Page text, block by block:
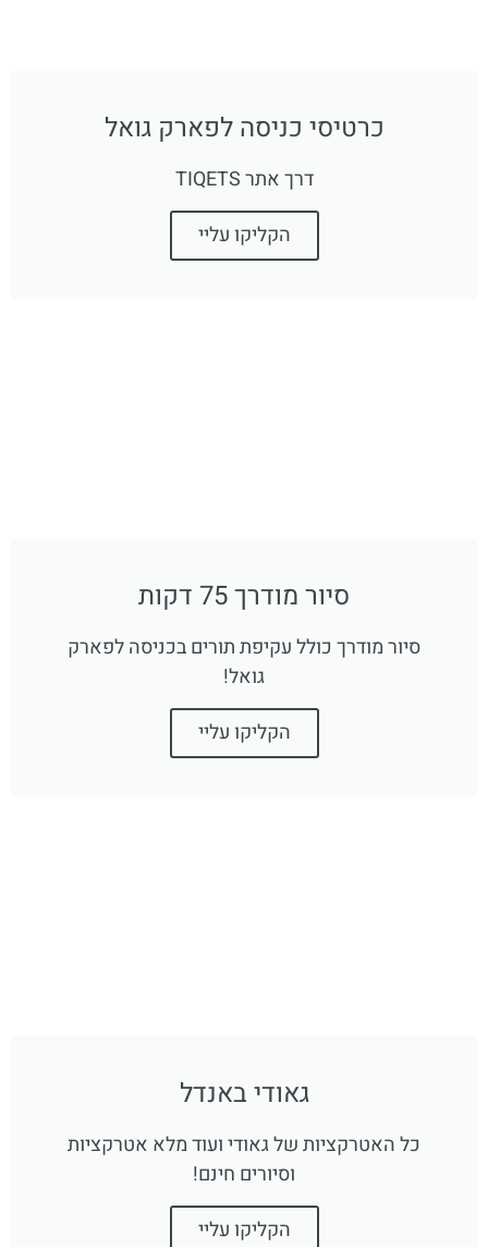
כרטיסי כניסה לפארק גואל
דרך אתר TIQETS
הקליקו עליי
סיור מודרך 75 דקות
סיור מודרך כולל עקיפת תורים בכניסה לפארק
גואל!
הקליקו עליי
גאודי באנדל
כל האטרקציות של גאודי ועוד מלא אטרקציות
וסיורים חינם!
הקליקו עליי